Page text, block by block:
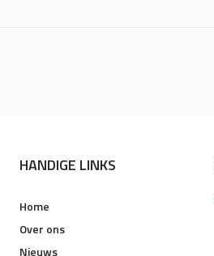
HANDIGE LINKS
Home
Over ons
Nieuws